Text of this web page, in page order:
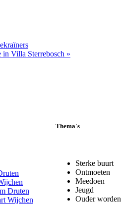
Villa Sterrebosch »
Druten
Wijchen
Thema's
Sterke buurt
Ontmoeten
Meedoen
Jeugd
Ouder worden